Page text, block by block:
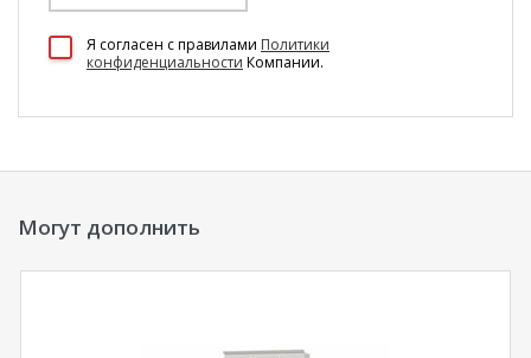
Я согласен c правилами Политики
конфиденциальности Компании.
Могут дополнить